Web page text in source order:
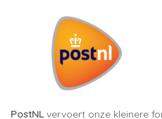
PostNLvervoert onze kleinere